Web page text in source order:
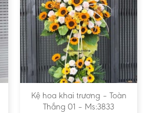
Kệ hoa khai trương – Toàn
Thắng 01 – Ms:3833